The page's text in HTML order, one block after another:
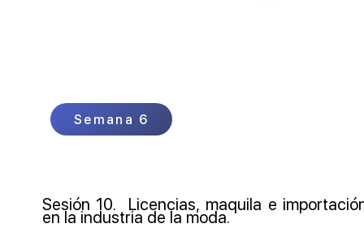
Semana 6
Sesión 10. Licencias, maquila e
en la industria de la moda.